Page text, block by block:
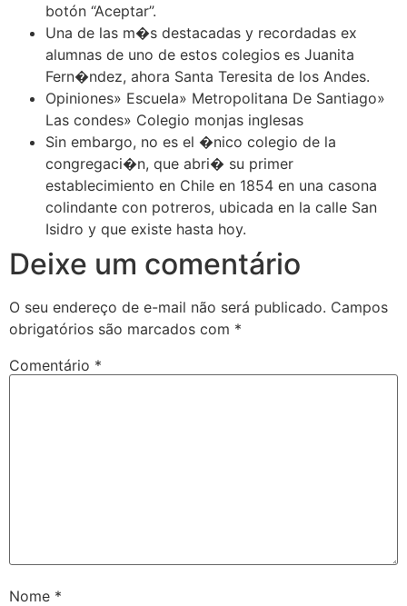
botón “Aceptar”.
Una de las m�s destacadas y recordadas ex
alumnas de uno de estos colegios es Juanita
Fern�ndez, ahora Santa Teresita de los Andes.
Opiniones» Escuela» Metropolitana De Santiago»
Las condes» Colegio monjas inglesas
Sin embargo, no es el �nico colegio de la
congregaci�n, que abri� su primer
establecimiento en Chile en 1854 en una casona
colindante con potreros, ubicada en la calle San
Isidro y que existe hasta hoy.
Deixe um comentário
O seu endereço de e-mail não será publicado. Campos
obrigatórios são marcados com *
Comentário *
Nome *